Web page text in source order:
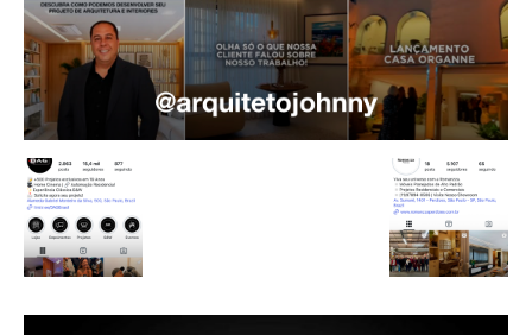
Padrão,
Premium